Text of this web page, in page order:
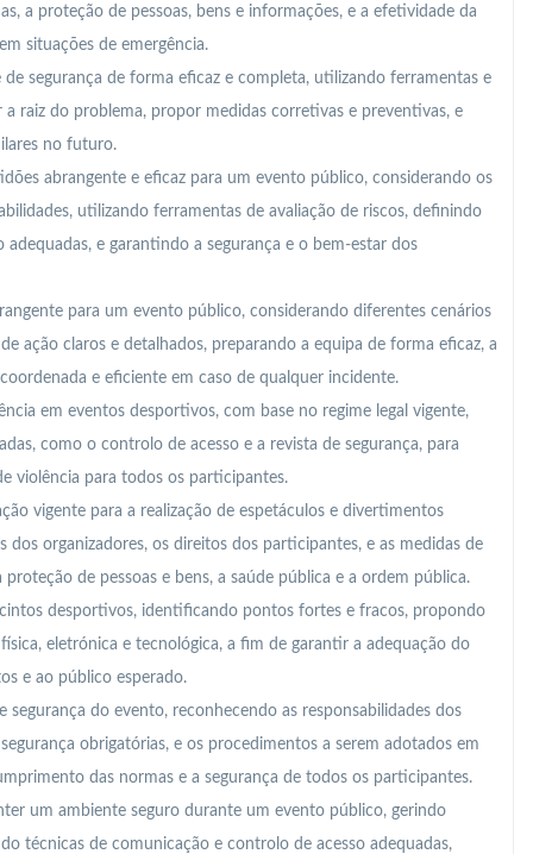
a proteção de pessoas, bens e informações, e a efetividade da
situações de emergência.
segurança de forma eficaz e completa, utilizando ferramentas e
raiz do problema, propor medidas corretivas e preventivas, e
no futuro.
abrangente e eficaz para um evento público, considerando os
utilizando ferramentas de avaliação de riscos, definindo
e garantindo a segurança e o bem-estar dos
para um evento público, considerando diferentes cenários
ação claros e detalhados, preparando a equipa de forma eficaz, a
e eficiente em caso de qualquer incidente.
em eventos desportivos, com base no regime legal vigente,
como o controlo de acesso e a revista de segurança, para
violência para todos os participantes.
vigente para a realização de espetáculos e divertimentos
dos organizadores, os direitos dos participantes, e as medidas de
de pessoas e bens, a saúde pública e a ordem pública.
desportivos, identificando pontos fortes e fracos, propondo
eletrónica e tecnológica, a fim de garantir a adequação do
e ao público esperado.
segurança do evento, reconhecendo as responsabilidades dos
obrigatórias, e os procedimentos a serem adotados em
das normas e a segurança de todos os participantes.
um ambiente seguro durante um evento público, gerindo
técnicas de comunicação e controlo de acesso adequadas,